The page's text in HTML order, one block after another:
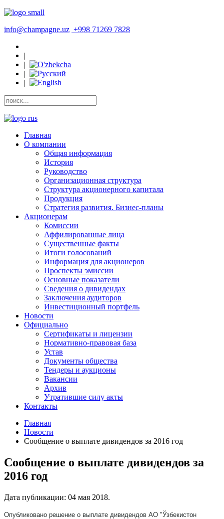
info@champagne.uz +998 71269 7828
|
|
|
|
Главная
О компании
Общая информация
История
Руководство
Организационная структура
Структура акционерного капитала
Продукция
Стратегия развития. Бизнес-планы
Акционерам
Комиссии
Аффилированные лица
Существенные факты
Итоги голосований
Информация для акционеров
Проспекты эмиссии
Основные показатели
Сведения о дивидендах
Заключения аудиторов
Инвестиционный портфель
Новости
Официально
Сертификаты и лицензии
Нормативно-правовая база
Устав
Документы общества
Тендеры и аукционы
Вакансии
Архив
Утратившие силу акты
Контакты
Главная
Новости
Сообщение о выплате дивидендов за 2016 год
Сообщение о выплате дивидендов за
2016 год
Дата публикации: 04 мая 2018.
Опубликовано решение о выплате дивидендов АО "Ўзбекистон